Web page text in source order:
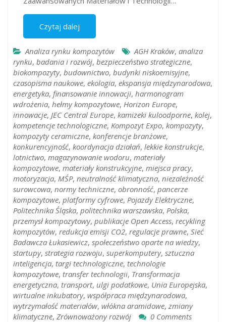
Czytaj dalej
Analiza rynku kompozytów AGH Kraków, analiza
rynku, badania i rozwój, bezpieczeństwo strategiczne,
biokompozyty, budownictwo, budynki niskoemisyjne,
czasopisma naukowe, ekologia, ekspansja międzynarodowa,
energetyka, finansowanie innowacji, harmonogram
wdrożenia, hełmy kompozytowe, Horizon Europe,
innowacje, JEC Central Europe, kamizeki kuloodporne, kolej,
kompetencje technologiczne, Kompozyt Expo, kompozyty,
kompozyty ceramiczne, konferencje branżowe,
konkurencyjność, koordynacja działań, lekkie konstrukcje,
lotnictwo, magazynowanie wodoru, materiały
kompozytowe, materiały konstrukcyjne, miejsca pracy,
motoryzacja, MŚP, neutralność klimatyczna, niezależność
surowcowa, normy techniczne, obronność, pancerze
kompozytowe, platformy cyfrowe, Pojazdy Elektryczne,
Politechnika Śląska, politechnika warszawska, Polska,
przemysł kompozytowy, publikacje Open Access, recykling
kompozytów, redukcja emisji CO2, regulacje prawne, Sieć
Badawcza Łukasiewicz, społeczeństwo oparte na wiedzy,
startupy, strategia rozwoju, superkomputery, sztuczna
inteligencja, targi technologiczne, technologie
kompozytowe, transfer technologii, Transformacja
energetyczna, transport, ulgi podatkowe, Unia Europejska,
wirtualne inkubatory, współpraca międzynarodowa,
wytrzymałość materiałów, włókna aramidowe, zmiany
klimatyczne, Zrównoważony rozwój 0 Comments